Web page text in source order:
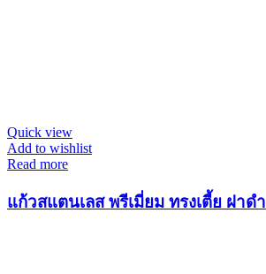
Quick view
Add to wishlist
Read more
แก้วสแตนเลส พรีเมี่ยม ทรงเตี้ย ฝาดำ